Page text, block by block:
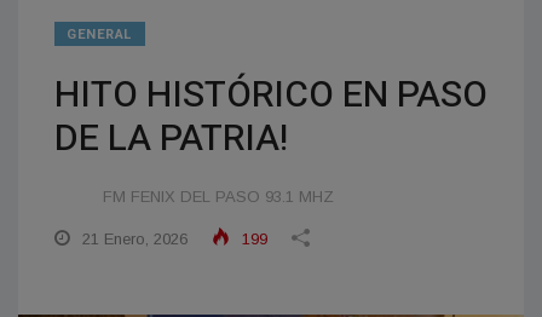
GENERAL
HITO HISTÓRICO EN PASO
DE LA PATRIA!
FM FENIX DEL PASO 93.1 MHZ
21 Enero, 2026 199